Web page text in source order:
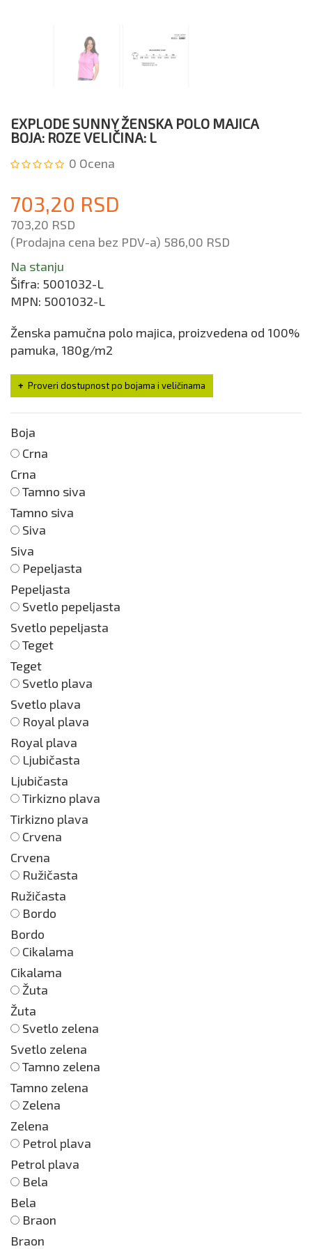
EXPLODE SUNNY ŽENSKA POLO MAJICA
BOJA: ROZE VELIČINA: L
0 Ocena
703,20 RSD
703,20 RSD
(Prodajna cena bez PDV-a) 586,00 RSD
Na stanju
Šifra: 5001032-L
MPN: 5001032-L
Ženska pamučna polo majica, proizvedena od 100%
pamuka, 180g/m2
Proveri dostupnost po bojama i veličinama
Boja
Crna
Crna
Tamno siva
Tamno siva
Siva
Siva
Pepeljasta
Pepeljasta
Svetlo pepeljasta
Svetlo pepeljasta
Teget
Teget
Svetlo plava
Svetlo plava
Royal plava
Royal plava
Ljubičasta
Ljubičasta
Tirkizno plava
Tirkizno plava
Crvena
Crvena
Ružičasta
Ružičasta
Bordo
Bordo
Cikalama
Cikalama
Žuta
Žuta
Svetlo zelena
Svetlo zelena
Tamno zelena
Tamno zelena
Zelena
Zelena
Petrol plava
Petrol plava
Bela
Bela
Braon
Braon